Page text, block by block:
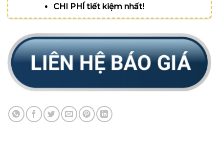
CHI PHÍ tiết kiệm nhất!